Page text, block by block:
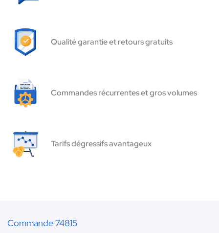
Qualité garantie et retours gratuits
Commandes récurrentes et gros volumes
Tarifs dégressifs avantageux
Commande 74815